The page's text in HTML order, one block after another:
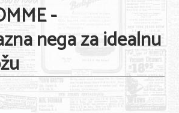
-
nega za idealnu